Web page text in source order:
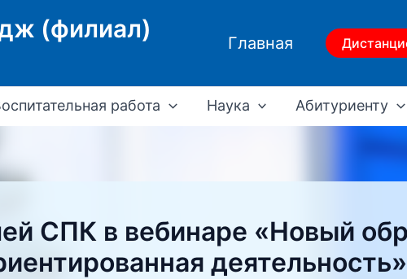
(филиал)
Главная
работа Наука Абитуриенту
СПК в вебинаре «Новый
деятельность»